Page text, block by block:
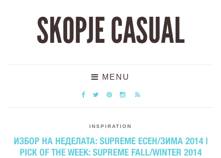
SKOPJE CASUAL
MENU
INSPIRATION
ИЗБОР НА НЕДЕЛАТА: SUPREME ЕСЕН/ЗИМА 2014 |
PICK OF THE WEEK: SUPREME FALL/WINTER 2014